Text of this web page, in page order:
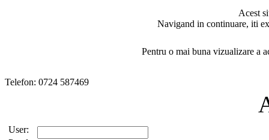
Acest
Navigand in continuare, iti
Pentru o mai buna vizualizare a
Telefon: 0724 587469
User: